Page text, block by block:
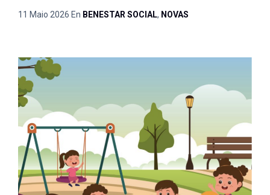
11 Maio 2026 En BENESTAR SOCIAL, NOVAS